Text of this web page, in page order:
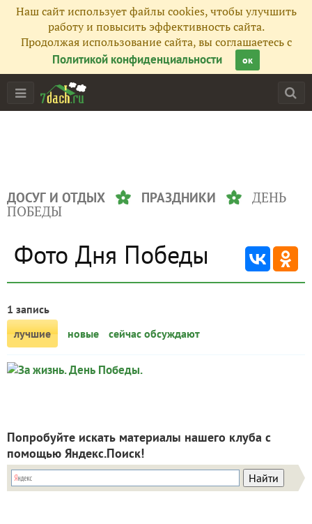
Наш сайт использует файлы cookies, чтобы улучшить
работу и повысить эффективность сайта.
Продолжая использование сайта, вы соглашаетесь с
Политикой конфиденциальности
ок
ДОСУГ И ОТДЫХ ПРАЗДНИКИ
ДЕНЬ
ПОБЕДЫ
Фото Дня Победы
1 запись
лучшие
новые сейчас обсуждают
Победы.
Daria Belimova
Попробуйте искать материалы нашего клуба с
помощью Яндекс.Поиск!